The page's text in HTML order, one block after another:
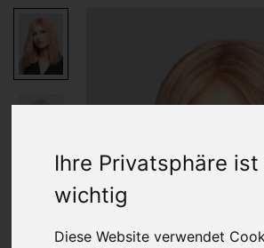
Ihre Privatsphäre ist
wichtig
Diese Website verwendet